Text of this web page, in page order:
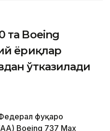
та Boeing
ёриқлар
ўтказилади
фуқаро
Boeing 737 Max